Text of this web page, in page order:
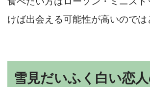
けば出会える可能性が高いのでは
雪見だいふく白い恋